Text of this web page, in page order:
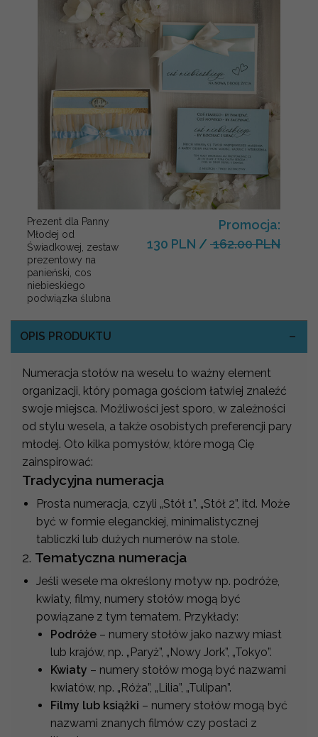
Prezent dla Panny
Młodej od
Świadkowej, zestaw
prezentowy na
panieński, cos
niebieskiego
podwiązka ślubna
Promocja:
130 PLN / 162.00 PLN
OPIS PRODUKTU
Numeracja stołów na weselu to ważny element
organizacji, który pomaga gościom łatwiej znaleźć
swoje miejsca. Możliwości jest sporo, w zależności
od stylu wesela, a także osobistych preferencji pary
młodej. Oto kilka pomysłów, które mogą Cię
zainspirować:
Tradycyjna numeracja
Prosta numeracja, czyli „Stół 1”, „Stół 2”, itd. Może
być w formie eleganckiej, minimalistycznej
tabliczki lub dużych numerów na stole.
2. Tematyczna numeracja
Jeśli wesele ma określony motyw np. podróże,
kwiaty, filmy, numery stołów mogą być
powiązane z tym tematem. Przykłady:
Podróże – numery stołów jako nazwy miast
lub krajów, np. „Paryż”, „Nowy Jork”, „Tokyo”.
Kwiaty – numery stołów mogą być nazwami
kwiatów, np. „Róża”, „Lilia”, „Tulipan”.
Filmy lub książki – numery stołów mogą być
nazwami znanych filmów czy postaci z